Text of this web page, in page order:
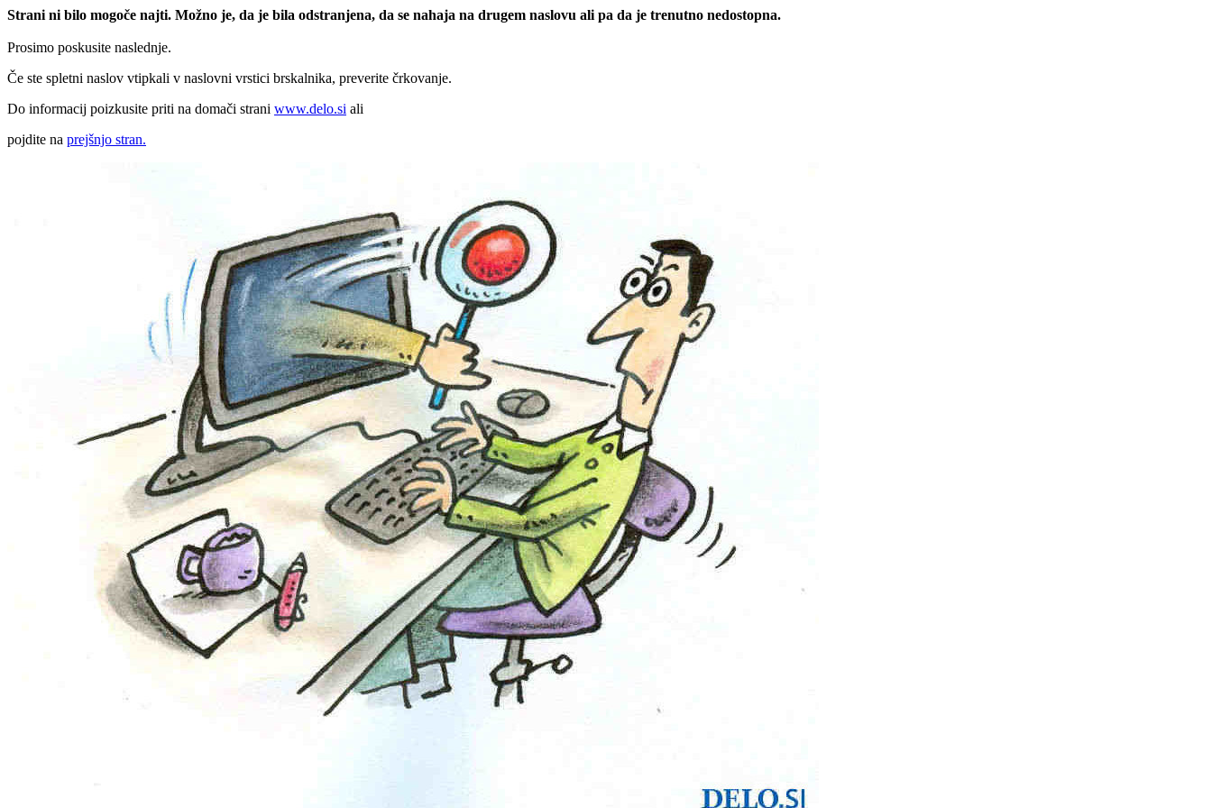
Strani ni bilo mogoče najti. Možno je, da je bila odstranjena, da se nahaja na drugem naslovu ali pa da je trenutno nedostopna.
Prosimo poskusite naslednje.
Če ste spletni naslov vtipkali v naslovni vrstici brskalnika, preverite črkovanje.
Do informacij poizkusite priti na domači strani www.delo.si ali
pojdite na prejšnjo stran.